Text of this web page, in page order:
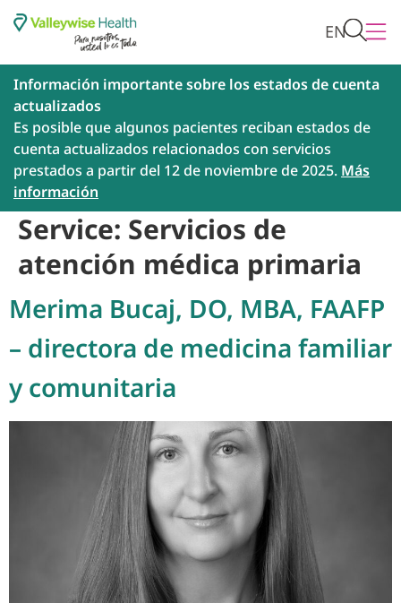
EN
Información importante sobre los estados de cuenta
actualizados
Es posible que algunos pacientes reciban estados de
cuenta actualizados relacionados con servicios
prestados a partir del 12 de noviembre de 2025. Más
información
Service: Servicios de
atención médica primaria
Merima Bucaj, DO, MBA, FAAFP
– directora de medicina familiar
y comunitaria